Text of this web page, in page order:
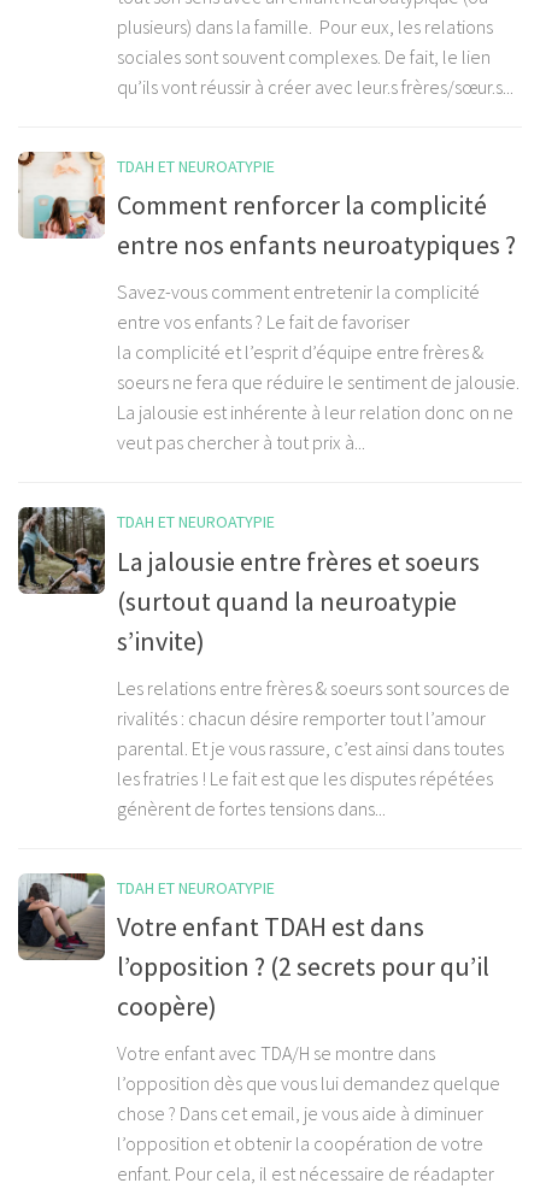
plusieurs) dans la famille. Pour eux, les relations
sociales sont souvent complexes. De fait, le lien
qu’ils vont réussir à créer avec leur.s frères/sœur.s...
TDAH ET NEUROATYPIE
Comment renforcer la complicité
entre nos enfants neuroatypiques ?
Savez-vous comment entretenir la complicité
entre vos enfants ? Le fait de favoriser
la complicité et l’esprit d’équipe entre frères &
soeurs ne fera que réduire le sentiment de jalousie.
La jalousie est inhérente à leur relation donc on ne
veut pas chercher à tout prix à...
TDAH ET NEUROATYPIE
La jalousie entre frères et soeurs
(surtout quand la neuroatypie
s’invite)
Les relations entre frères & soeurs sont sources de
rivalités : chacun désire remporter tout l’amour
parental. Et je vous rassure, c’est ainsi dans toutes
les fratries ! Le fait est que les disputes répétées
génèrent de fortes tensions dans...
TDAH ET NEUROATYPIE
Votre enfant TDAH est dans
l’opposition ? (2 secrets pour qu’il
coopère)
Votre enfant avec TDA/H se montre dans
l’opposition dès que vous lui demandez quelque
chose ? Dans cet email, je vous aide à diminuer
l’opposition et obtenir la coopération de votre
enfant. Pour cela, il est nécessaire de réadapter